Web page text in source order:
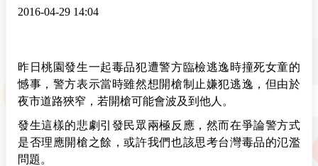
2016-04-29 14:04
昨日桃園發生一起毒品犯遭警方臨檢逃逸時撞死女童的
憾事，警方表示當時雖然想開槍制止嫌犯逃逸，但由於
夜市道路狹窄，若開槍可能會波及到他人。
發生這樣的悲劇引發民眾兩極反應，然而在爭論警方式
是否理應開槍之餘，或許我們也該思考台灣毒品的氾濫
問題。